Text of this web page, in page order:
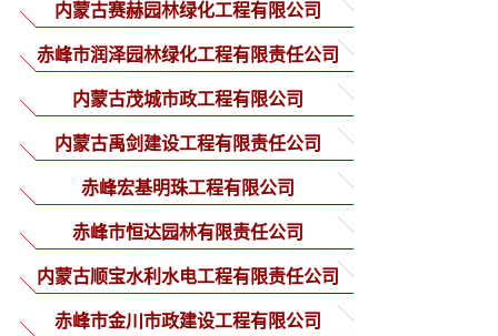
内蒙古赛赫园林绿化工程有限公司
赤峰市润泽园林绿化工程有限责任公司
内蒙古茂城市政工程有限公司
内蒙古禹剑建设工程有限责任公司
赤峰宏基明珠工程有限公司
赤峰市恒达园林有限责任公司
内蒙古顺宝水利水电工程有限责任公司
赤峰市金川市政建设工程有限公司